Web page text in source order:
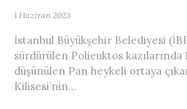
1 Haziran 2023
İstanbul Büyükşehir Belediyesi
sürdürülen Polieuktos kazılarında
düşünülen Pan heykeli ortaya
Kilisesi’nin...